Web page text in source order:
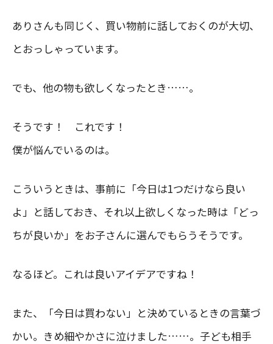
ありさんも同じく、買い物前に話しておくのが大切、
とおっしゃっています。
でも、他の物も欲しくなったとき……。
そうです！ これです！
僕が悩んでいるのは。
こういうときは、事前に「今日は1つだけなら良い
よ」と話しておき、それ以上欲しくなった時は「どっ
ちが良いか」をお子さんに選んでもらうそうです。
なるほど。これは良いアイデアですね！
また、「今日は買わない」と決めているときの言葉づ
かい。きめ細やかさに泣けました……。子ども相手